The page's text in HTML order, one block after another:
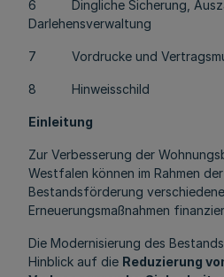
6 Dingliche Sicherung,
Darlehensverwaltung
7 Vordrucke und
8 Hinweisschild
Einleitung
Zur Verbesserung der
Westfalen können im Rahmen
Bestandsförderung verschiedene
Erneuerungsmaßnahmen
Die Modernisierung des
Hinblick auf die Reduzierung